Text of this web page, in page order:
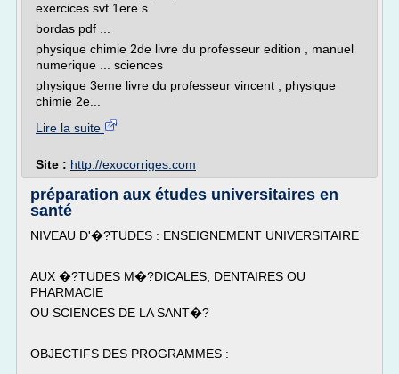
exercices svt 1ere s
bordas pdf ...
physique chimie 2de livre du professeur edition , manuel
numerique ... sciences
physique 3eme livre du professeur vincent , physique
chimie 2e...
Lire la suite
Site : http://exocorriges.com
préparation aux études universitaires en
santé
NIVEAU D'�?TUDES : ENSEIGNEMENT UNIVERSITAIRE
AUX �?TUDES M�?DICALES, DENTAIRES OU
PHARMACIE
OU SCIENCES DE LA SANT�?
OBJECTIFS DES PROGRAMMES :